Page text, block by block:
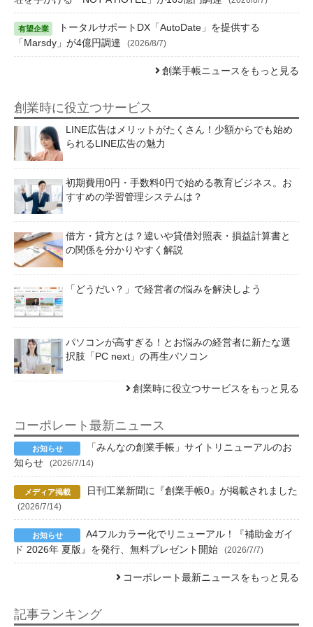
トータルサポートDX「AutoDate」を提供する
「Marsdy」が4億円調達
(2026/8/7)
創業手帳ニュースをもっと見る
創業時に役立つサービス
LINE広告はメリットがたくさん！少額からでも始め
られるLINE広告の魅力
初期費用0円・手数料0円で始める教育ビジネス。お
すすめの学習管理システムは？
借方・貸方とは？違いや貸借対照表・損益計算書と
の関係を分かりやすく解説
「どうだい？」で経営者の悩みを解決しよう
パソコンが高すぎる！とお悩みの経営者に新たな選
択肢「PC next」の再生パソコン
創業時に役立つサービスをもっと見る
コーポレート最新ニュース
「みんなの創業手帳」サイトリニューアルのお
知らせ
(2026/7/14)
日刊工業新聞に『創業手帳0』が掲載されました
(2026/7/14)
A4フルカラー化でリニューアル！『補助金ガイ
ド 2026年 夏版』を発行、無料プレゼント開始
(2026/7/7)
コーポレート最新ニュースをもっと見る
記事ランキング